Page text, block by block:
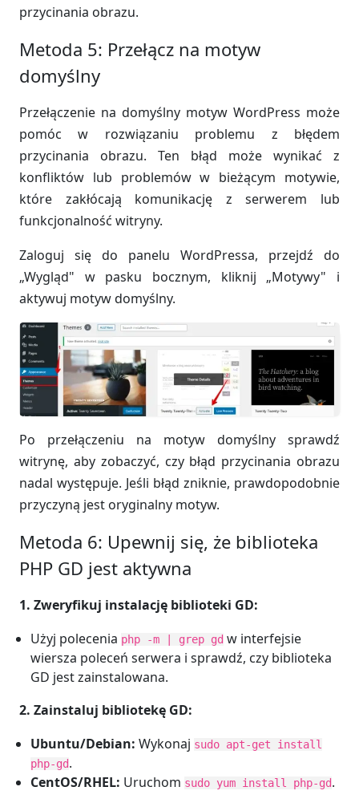
przycinania obrazu.
Metoda 5: Przełącz na motyw
domyślny
Przełączenie na domyślny motyw WordPress może
pomóc w rozwiązaniu problemu z błędem
przycinania obrazu. Ten błąd może wynikać z
konfliktów lub problemów w bieżącym motywie,
które zakłócają komunikację z serwerem lub
funkcjonalność witryny.
Zaloguj się do panelu WordPressa, przejdź do
„Wygląd" w pasku bocznym, kliknij „Motywy" i
aktywuj motyw domyślny.
Po przełączeniu na motyw domyślny sprawdź
witrynę, aby zobaczyć, czy błąd przycinania obrazu
nadal występuje. Jeśli błąd zniknie, prawdopodobnie
przyczyną jest oryginalny motyw.
Metoda 6: Upewnij się, że biblioteka
PHP GD jest aktywna
1. Zweryfikuj instalację biblioteki GD:
Użyj polecenia php -m | grep gd w interfejsie
wiersza poleceń serwera i sprawdź, czy biblioteka
GD jest zainstalowana.
2. Zainstaluj bibliotekę GD:
Ubuntu/Debian: Wykonaj sudo apt-get install
php-gd.
CentOS/RHEL: Uruchom sudo yum install php-gd.